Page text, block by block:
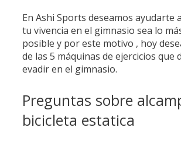
En Ashi Sports deseamos ayudarte
tu vivencia en el gimnasio sea lo
posible y por este motivo , hoy
de las 5 máquinas de ejercicios que
evadir en el gimnasio.
Preguntas sobre
bicicleta estatica